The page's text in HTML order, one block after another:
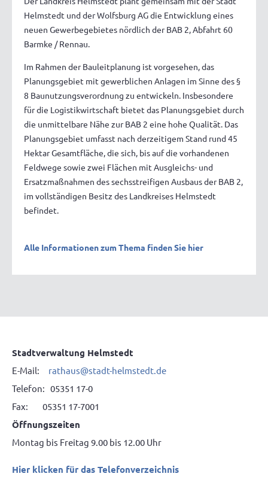
Helmstedt und der Wolfsburg AG die Entwicklung eines
neuen Gewerbegebietes nördlich der BAB 2, Abfahrt 60
Barmke / Rennau.
Im Rahmen der Bauleitplanung ist vorgesehen, das
Planungsgebiet mit gewerblichen Anlagen im Sinne des §
8 Baunutzungsverordnung zu entwickeln. Insbesondere
für die Logistikwirtschaft bietet das Planungsgebiet durch
die unmittelbare Nähe zur BAB 2 eine hohe Qualität. Das
Planungsgebiet umfasst nach derzeitigem Stand rund 45
Hektar Gesamtfläche, die sich, bis auf die vorhandenen
Feldwege sowie zwei Flächen mit Ausgleichs- und
Ersatzmaßnahmen des sechsstreifigen Ausbaus der BAB 2,
im vollständigen Besitz des Landkreises Helmstedt
befindet.
Alle Informationen zum Thema finden Sie hier
Stadtverwaltung Helmstedt
E-Mail: rathaus@stadt-helmstedt.de
Telefon: 05351 17-0
Fax: 05351 17-7001
Öffnungszeiten
Montag bis Freitag 9.00 bis 12.00 Uhr
Hier klicken für das Telefonverzeichnis